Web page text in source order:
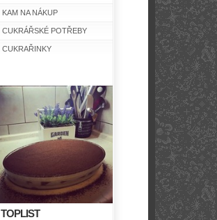
KAM NA NÁKUP
CUKRÁŘSKÉ POTŘEBY
CUKRAŘINKY
TOPLIST